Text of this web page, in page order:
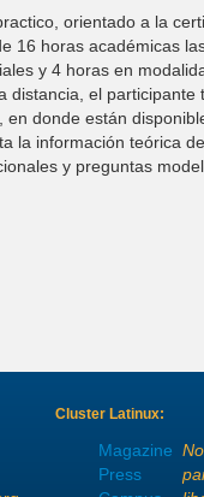
orientado a la
16 horas académicas
y 4 horas en
distancia, el participante
en donde están
la información teórica
y preguntas
Cluster Latinux:
Magazine
Press